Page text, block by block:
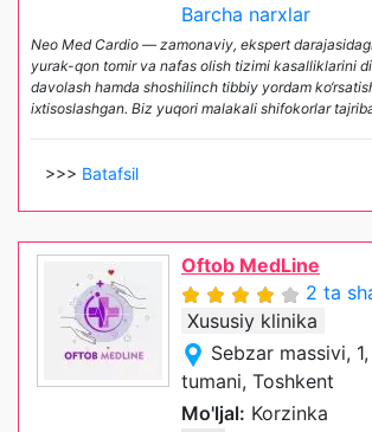
Barcha narxlar
Neo Med Cardio — zamonaviy, ekspert
yurak-qon tomir va nafas olish tizimi kasalliklarini
davolash hamda shoshilinch tibbiy yordam
ixtisoslashgan. Biz yuqori malakali shifokorlar
>>> Batafsil
Oftob MedLine
2 ta
Xususiy klinika
Sebzar massivi,
tumani, Toshkent
Mo'ljal: Korzinka